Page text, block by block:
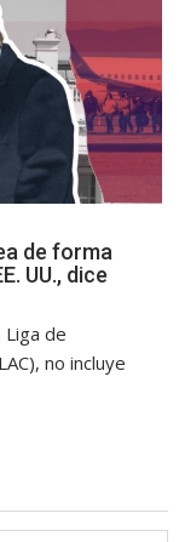
de forma
UU., dice
Liga de
no incluye